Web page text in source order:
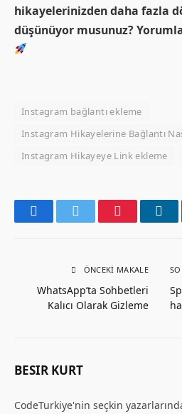
hikayelerinizden daha fazla
düşünüyor musunuz?
Instagram bağlantı ekleme
Instagram Hikayelerine Bağlantı
Instagram Hikayeye Link ekleme
FacebookTwitter Pinterest
ÖNCEKI MAKALE
WhatsApp’ta Sohbetleri
Kalıcı Olarak Gizleme
BESIR KURT
CodeTurkiye'nin seçkin